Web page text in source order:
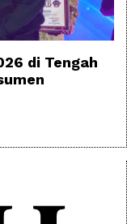
di Tengah